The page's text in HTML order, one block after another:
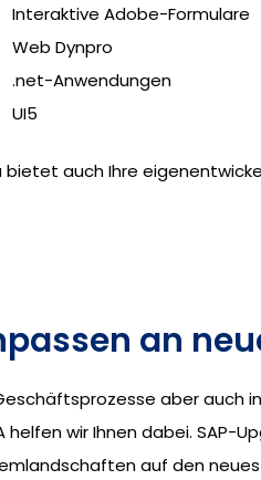
Interaktive Adobe-Formulare
Web Dynpro
.net-Anwendungen
UI5
bietet auch Ihre
an
aber auch
helfen wir Ihnen dabei. SAP-
auf den